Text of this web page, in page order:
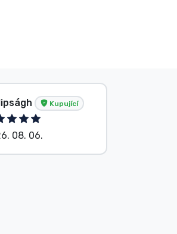
Kupující
08. 06.